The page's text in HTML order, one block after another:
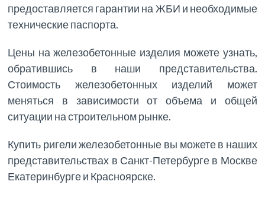
предоставляется гарантии на ЖБИ и необходимые
технические паспорта.
Цены на железобетонные изделия можете узнать,
обратившись в наши представительства.
Стоимость железобетонных изделий может
меняться в зависимости от объема и общей
ситуации на строительном рынке.
Купить ригели железобетонные вы можете в наших
представительствах в Санкт-Петербурге в Москве
Екатеринбурге и Красноярске.